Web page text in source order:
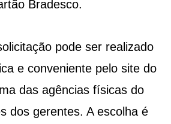
Bradesco.
pode ser realizado
e conveniente pelo site do
das agências físicas do
dos gerentes. A escolha é